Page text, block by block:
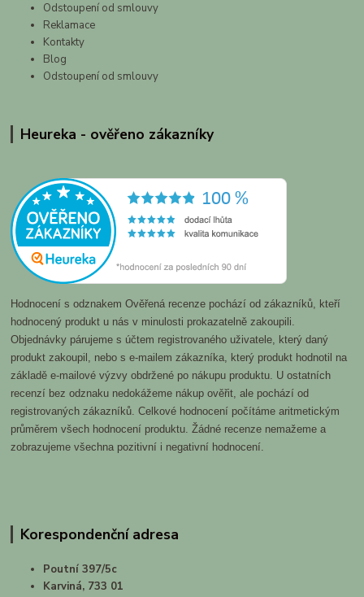
Odstoupení od smlouvy
Reklamace
Kontakty
Blog
Odstoupení od smlouvy
Heureka - ověřeno zákazníky
Hodnocení s odznakem Ověřená recenze pochází od zákazníků, kteří
hodnocený produkt u nás v minulosti prokazatelně zakoupili.
Objednávky párujeme s účtem registrovaného uživatele, který daný
produkt zakoupil, nebo s e-mailem zákazníka, který produkt hodnotil na
základě e-mailové výzvy obdržené po nákupu produktu. U ostatních
recenzí bez odznaku nedokážeme nákup ověřit, ale pochází od
registrovaných zákazníků. Celkové hodnocení počítáme aritmetickým
průměrem všech hodnocení produktu. Žádné recenze nemažeme a
zobrazujeme všechna pozitivní i negativní hodnocení.
Korespondenční adresa
Poutní 397/5c
Karviná, 733 01